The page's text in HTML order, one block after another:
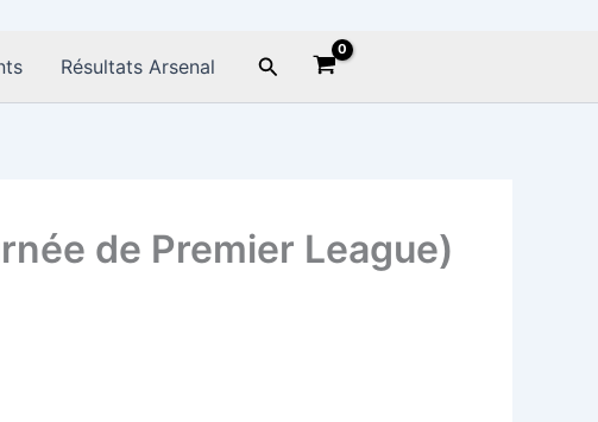
Résultats Arsenal Rechercher
de Premier League)